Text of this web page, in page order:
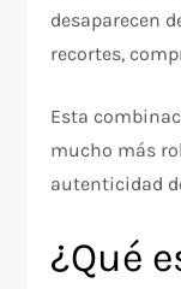
desaparecen
recortes,
Esta
mucho más
autenticidad
¿Qué